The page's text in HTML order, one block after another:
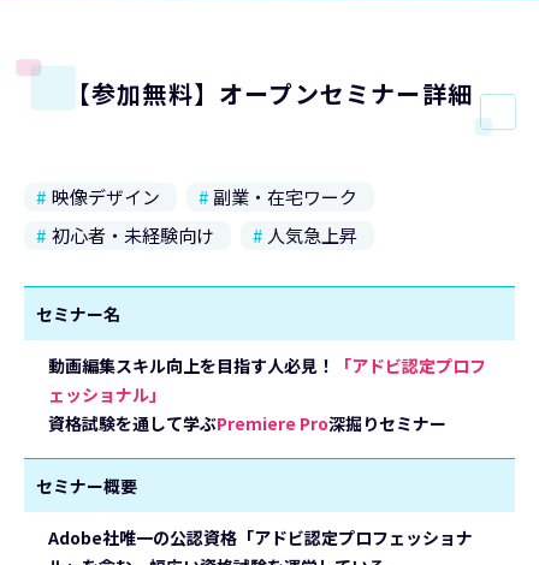
【参加無料】オープンセミナー詳細
映像デザイン
副業・在宅ワーク
初心者・未経験向け
人気急上昇
セミナー名
動画編集スキル向上を目指す人必見！
「アドビ認定プロフ
ェッショナル」
資格試験を通して学ぶPremiere Pro深掘りセミナー
セミナー概要
Adobe社唯一の公認資格「アドビ認定プロフェッショナ